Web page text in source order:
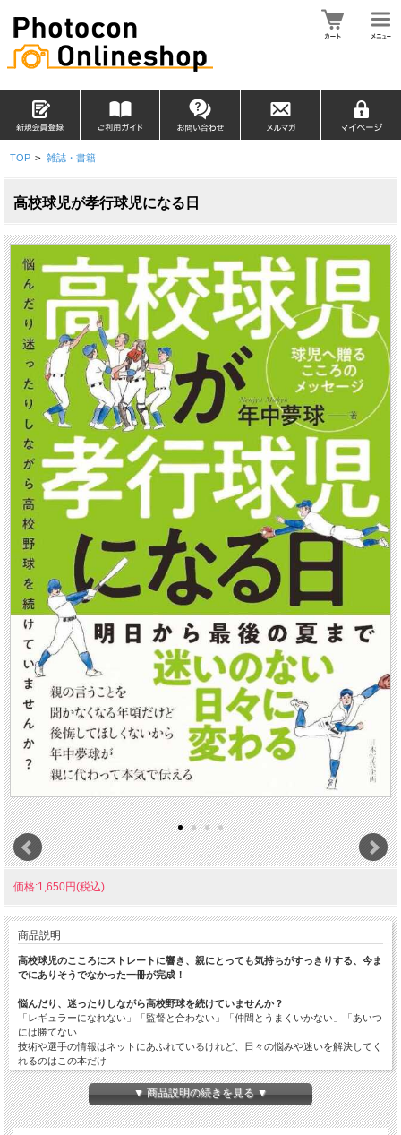
TOP > 雑誌・書籍
高校球児が孝行球児になる日
価格:1,650円(税込)
商品説明
高校球児のこころにストレートに響き、親にとっても気持ちがすっきりする、今ま
でにありそうでなかった一冊が完成！
悩んだり、迷ったりしながら高校野球を続けていませんか？
「レギュラーになれない」「監督と合わない」「仲間とうまくいかない」「あいつ
には勝てない」
技術や選手の情報はネットにあふれているけれど、日々の悩みや迷いを解決してく
れるのはこの本だけ
本書の特徴
1 高校1年の春から高校3年の夏まで、時系列で怒る悩みを解決する
2 元球児の父が体験談や取材を元に本音で書いているのでこころに響く
▼ 商品説明の続きを見る ▼